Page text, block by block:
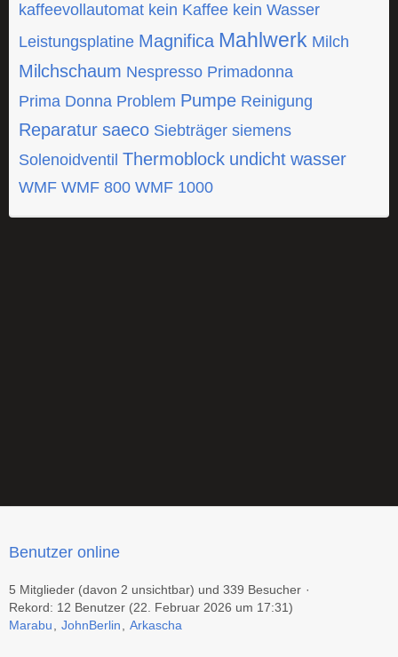
kaffeevollautomat kein Kaffee kein Wasser
Leistungsplatine Magnifica Mahlwerk Milch
Milchschaum Nespresso Primadonna
Prima Donna Problem Pumpe Reinigung
Reparatur saeco Siebträger siemens
Solenoidventil Thermoblock undicht wasser
WMF WMF 800 WMF 1000
Benutzer online
5 Mitglieder (davon 2 unsichtbar) und 339 Besucher
Rekord: 12 Benutzer (22. Februar 2026 um 17:31)
Marabu
JohnBerlin Arkascha